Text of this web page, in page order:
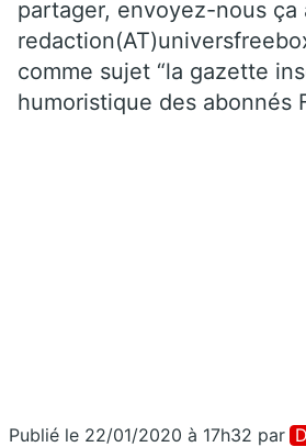
partager, envoyez-nous ça
comme sujet “la gazette
humoristique des abonnés
Publié le 22/01/2020 à 17h32 par